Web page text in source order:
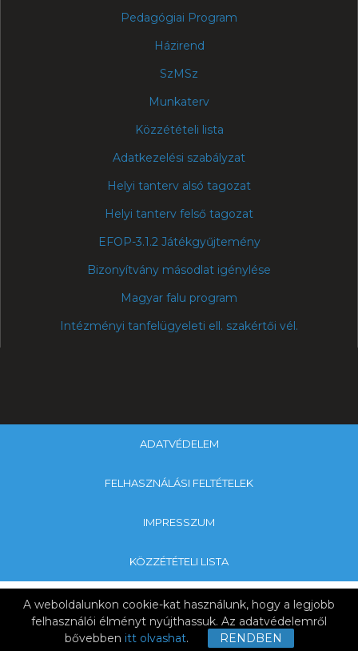
A weboldalunkon cookie-kat használunk, hogy a legjobb
felhasználói élményt nyújthassuk. Az adatvédelemről
bővebben itt olvashat. RENDBEN
Pedagógiai Program
Házirend
SzMSz
Munkaterv
Közzétételi lista
Adatkezelési szabályzat
Helyi tanterv alsó tagozat
Helyi tanterv felső tagozat
EFOP-3.1.2 Játékgyűjtemény
Bizonyítvány másodlat igénylése
Magyar falu program
Intézményi tanfelügyeleti ell. szakértői vél.
ADATVÉDELEM
FELHASZNÁLÁSI FELTÉTELEK
IMPRESSZUM
KÖZZÉTÉTELI LISTA
Copyright © 2019 Galamboki Általános Iskola & Nagykanizsa
Tankerületi Központ